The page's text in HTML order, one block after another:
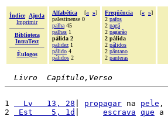
Índice
Ajuda
Imprimir
Biblioteca
IntraText
Èulogos
Alfabética [« »]
palestinense 0
palha 45
palhas 1
pálida 2
palidez 1
pálido 4
pálidos 2
Freqüência [« »]
2 pafos
2 pagã
2 pagarão
2 pálida
2 pálidos
2 pântano
2 panteras
Livro  Capítulo,Verso
1
  Lv   13, 28
propagar na pele ,
2
Est    5, 1d escrava que a